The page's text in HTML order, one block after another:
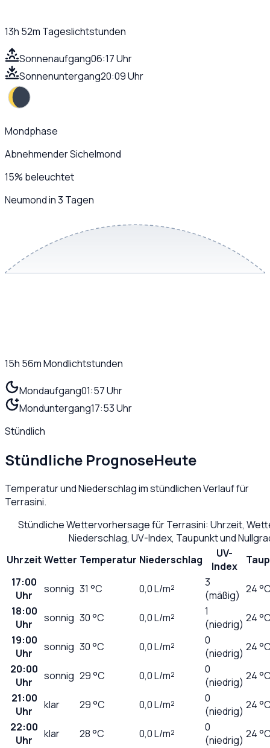
13h 52m Tageslichtstunden
Sonnenaufgang06:17 Uhr
Sonnenuntergang20:09 Uhr
Mondphase
Abnehmender Sichelmond
15% beleuchtet
Neumond in 3 Tagen
15h 56mMondlichtstunden
Mondaufgang01:57 Uhr
Monduntergang17:53 Uhr
Stündlich
Stündliche PrognoseHeute
Temperatur und Niederschlag im stündlichen Verlauf für
Terrasini.
Stündliche Wettervorhersage fürTerrasini: Uhrzeit,
Niederschlag, UV-Index, Taupunkt und
UhrzeitWetter Temperatur Niederschlag
UV-
Index
17:00
Uhr
sonnig 31 °C 0,0L/m²
3
(mäßig) 24
18:00
Uhr
sonnig 30°C 0,0L/m²
1
(niedrig) 24
19:00
Uhr
sonnig 30°C 0,0L/m²
0
(niedrig) 24
20:00
Uhr
sonnig 29°C 0,0L/m²
0
(niedrig) 24
21:00
Uhr
klar 29°C 0,0L/m²
0
(niedrig) 24
22:00
Uhr
klar 28°C 0,0L/m²
0
(niedrig) 24